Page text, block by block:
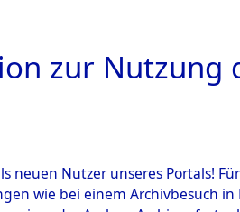
zur Nutzung
neuen Nutzer unseres Portals!
wie bei einem Archivbesuch